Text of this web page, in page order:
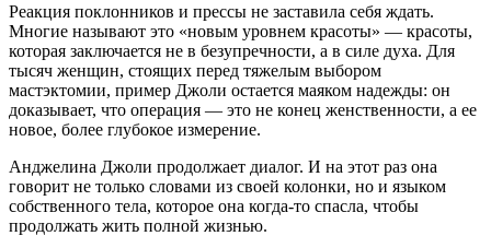
Реакция поклонников и прессы не заставила себя ждать.
Многие называют это «новым уровнем красоты» — красоты,
которая заключается не в безупречности, а в силе духа. Для
тысяч женщин, стоящих перед тяжелым выбором
мастэктомии, пример Джоли остается маяком надежды: он
доказывает, что операция — это не конец женственности, а ее
новое, более глубокое измерение.
Анджелина Джоли продолжает диалог. И на этот раз она
говорит не только словами из своей колонки, но и языком
собственного тела, которое она когда-то спасла, чтобы
продолжать жить полной жизнью.